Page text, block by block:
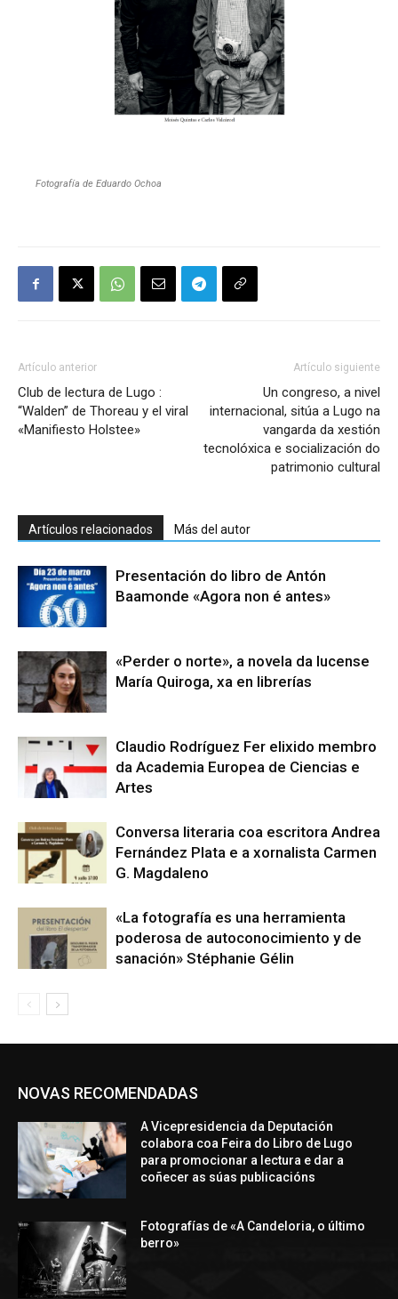
Fotografía de Eduardo Ochoa
Artículo anterior
Club de lectura de Lugo :
“Walden” de Thoreau y el viral
«Manifiesto Holstee»
Artículo siguiente
Un congreso, a nivel
internacional, sitúa a Lugo na
vangarda da xestión
tecnolóxica e socialización do
patrimonio cultural
Artículos relacionados Más del autor
Presentación do libro de Antón
Baamonde «Agora non é antes»
«Perder o norte», a novela da lucense
María Quiroga, xa en librerías
Claudio Rodríguez Fer elixido membro
da Academia Europea de Ciencias e
Artes
Conversa literaria coa escritora Andrea
Fernández Plata e a xornalista Carmen
G. Magdaleno
«La fotografía es una herramienta
poderosa de autoconocimiento y de
sanación» Stéphanie Gélin
NOVAS RECOMENDADAS
A Vicepresidencia da Deputación
colabora coa Feira do Libro de Lugo
para promocionar a lectura e dar a
coñecer as súas publicacións
Fotografías de «A Candeloria, o último
berro»